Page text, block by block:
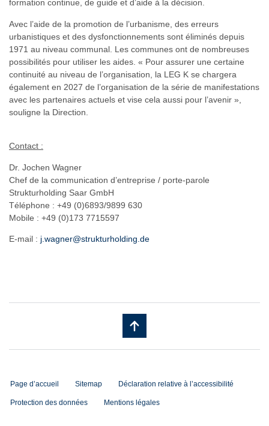
formation continue, de guide et d’aide à la décision.
Avec l’aide de la promotion de l’urbanisme, des erreurs
urbanistiques et des dysfonctionnements sont éliminés depuis
1971 au niveau communal. Les communes ont de nombreuses
possibilités pour utiliser les aides. « Pour assurer une certaine
continuité au niveau de l’organisation, la LEG K se chargera
également en 2027 de l’organisation de la série de manifestations
avec les partenaires actuels et vise cela aussi pour l’avenir »,
souligne la Direction.
Contact :
Dr. Jochen Wagner
Chef de la communication d’entreprise / porte-parole
Strukturholding Saar GmbH
Téléphone : +49 (0)6893/9899 630
Mobile : +49 (0)173 7715597
E-mail : j.wagner@strukturholding.de
Page d’accueil Sitemap Déclaration relative à l’accessibilité
Protection des données Mentions légales